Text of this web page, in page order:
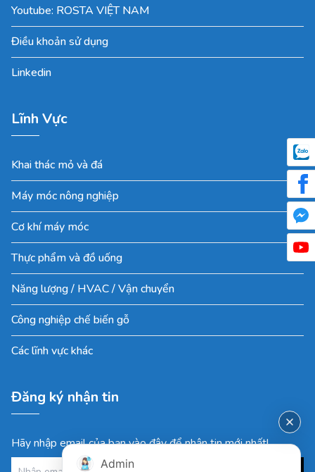
Youtube: ROSTA VIỆT NAM
Điều khoản sử dụng
Linkedin
Lĩnh Vực
Khai thác mỏ và đá
Máy móc nông nghiệp
Cơ khí máy móc
Thực phẩm và đồ uống
Năng lượng / HVAC / Vận chuyển
Công nghiệp chế biến gỗ
Các lĩnh vực khác
Đăng ký nhận tin
Hãy nhập email của bạn vào đây để nhận tin mới nhất!
Admin